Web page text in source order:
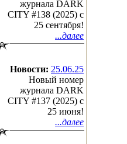
журнала DARK
CITY #138 (2025) c
25 сентября!
...далее
Новости: 25.06.25
Новый номер
журнала DARK
CITY #137 (2025) c
25 июня!
...далее